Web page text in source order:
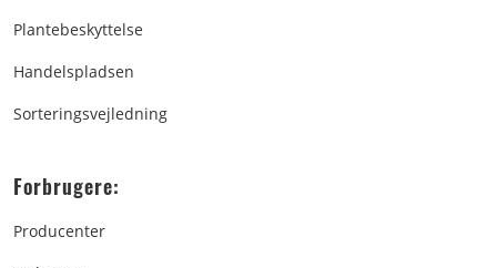
Plantebeskyttelse
Handelspladsen
Sorteringsvejledning
Forbrugere:
Producenter